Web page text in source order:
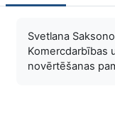
Svetlana
Komercdarbības
novērtēšanas